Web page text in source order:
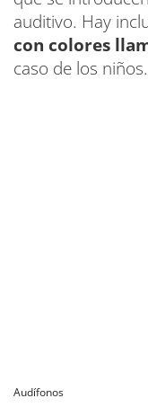
auditivo. Hay
con colores
caso de los niños.
Audífonos